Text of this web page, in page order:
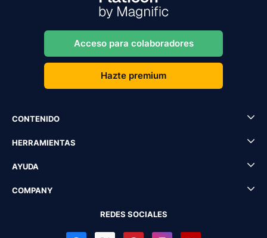
Acceso para colaboradores
Hazte premium
CONTENIDO
HERRAMIENTAS
AYUDA
COMPANY
REDES SOCIALES